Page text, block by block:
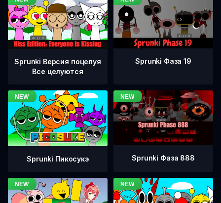
Sprunki Версия поцелуя
Все целуются
Sprunki Фаза 19
Sprunki Пикосукэ Sprunki Фаза 888